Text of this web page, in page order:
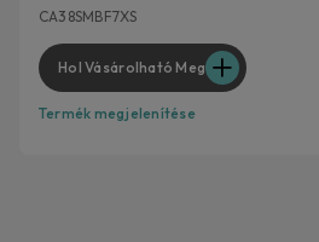
CA38SMBF7XS
Hol Vásárolható Meg
Termék megjelenítése